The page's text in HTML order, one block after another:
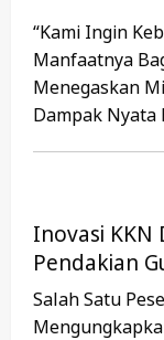
“Kami Ingin
Manfaatnya
Menegaskan
Dampak Nyata
Inovasi KKN
Pendakian
Salah Satu